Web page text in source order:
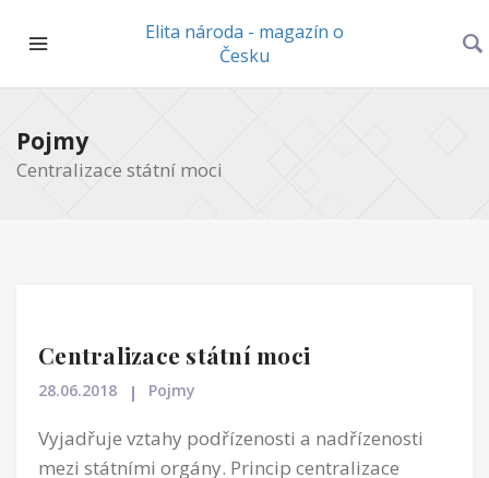
Elita národa - magazín o
Česku
Pojmy
Centralizace státní moci
Centralizace státní moci
28.06.2018 Pojmy
Vyjadřuje vztahy podřízenosti a nadřízenosti
mezi státními orgány. Princip centralizace